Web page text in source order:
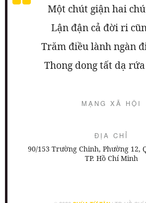
Một chút giận hai
Lận đận cả đời ri
Trăm điều lành ngàn
Thong dong tất dạ
MẠNG XÃ HỘI
ĐỊA CHỈ
90/153 Trường Chinh, Phường 12,
TP. Hồ Chí Minh